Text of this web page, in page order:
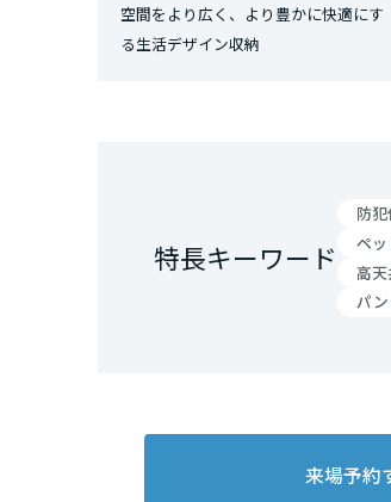
空間をより広く、より豊かに快適にす
る生活デザイン収納
特長キーワード
防
ペ
高
パ
来場予約